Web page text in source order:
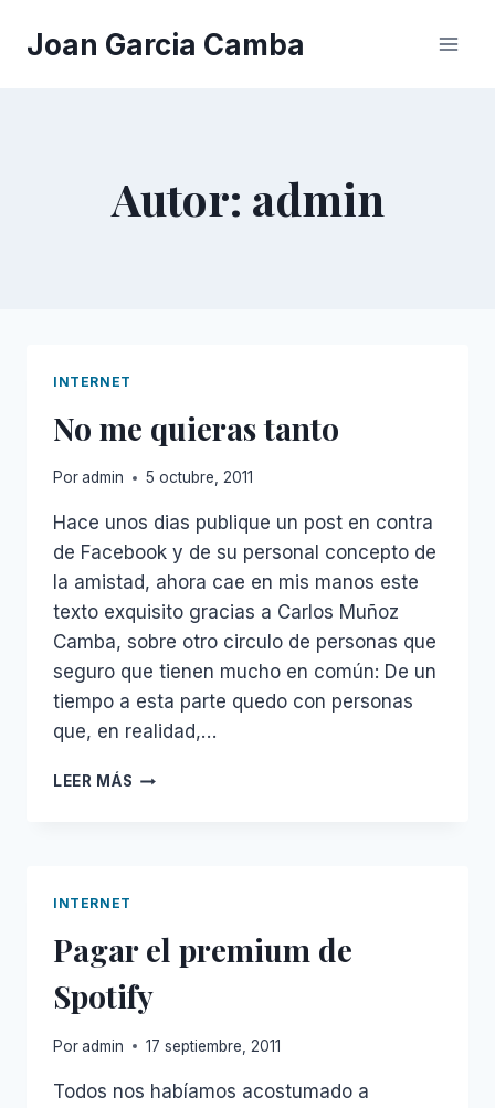
Joan Garcia Camba
Autor: admin
INTERNET
No me quieras tanto
Poradmin 5 octubre, 2011
Hace unos dias publique un post en contra
de Facebook y de su personal concepto de
la amistad, ahora cae en mis manos este
texto exquisito gracias a Carlos Muñoz
Camba, sobre otro circulo de personas que
seguro que tienen mucho en común: De un
tiempo a esta parte quedo con personas
que, en realidad,…
LEER MÁS NO
INTERNET
Pagar el premium de
Spotify
Poradmin 17 septiembre, 2011
Todos nos habíamos acostumado a